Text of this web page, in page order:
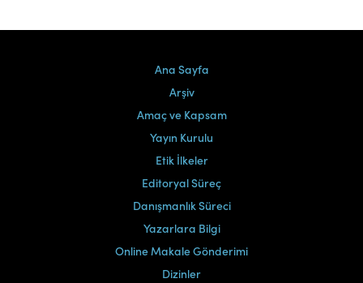
Ana Sayfa
Arşiv
Amaç ve Kapsam
Yayın Kurulu
Etik İlkeler
Editoryal Süreç
Danışmanlık Süreci
Yazarlara Bilgi
Online Makale Gönderimi
Dizinler